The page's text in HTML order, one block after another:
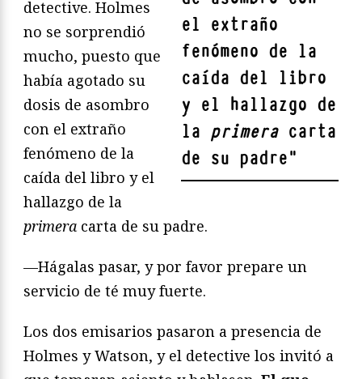
el extraño
fenómeno de la
caída del libro
y el hallazgo de
la primeracarta
de su padre"
detective. Holmes
no se sorprendió
mucho, puesto que
había agotado su
dosis de asombro
con el extraño
fenómeno de la
caída del libro y el
hallazgo de la
primera carta de su padre.
—Hágalas pasar, y por favor prepare un
servicio de té muy fuerte.
Los dos emisarios pasaron a presencia de
Holmes y Watson, y el detective los invitó a